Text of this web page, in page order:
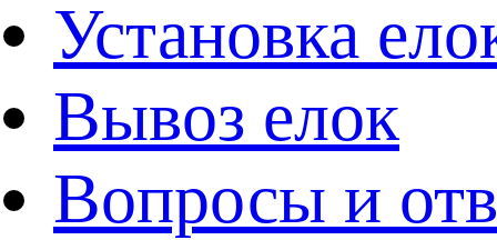
Установка
Вывоз елок
Вопросы и